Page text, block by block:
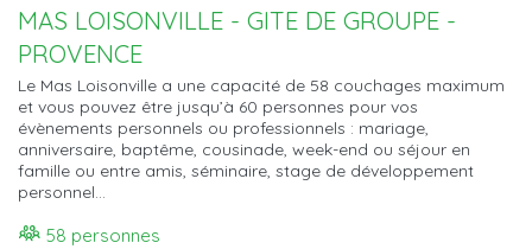
MAS LOISONVILLE - GITE DE GROUPE -
PROVENCE
Le Mas Loisonville a une capacité de 58 couchages maximum
et vous pouvez être jusqu’à 60 personnes pour vos
évènements personnels ou professionnels : mariage,
anniversaire, baptême, cousinade, week-end ou séjour en
famille ou entre amis, séminaire, stage de développement
personnel...
58 personnes